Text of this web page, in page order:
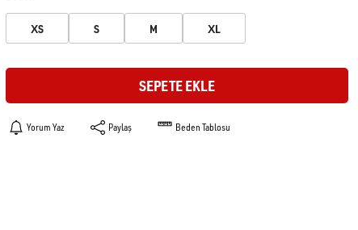
XS S M XL
SEPETE EKLE
Yorum Yaz Paylaş Beden Tablosu